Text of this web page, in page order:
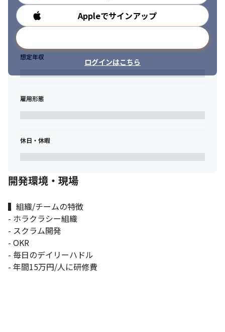
自分で決められてしまうということは怖いことでもあります。自
分が考えた設計や自分が書いたコードに責任が生じるからです。
上司がいないので上司せいにすることができませんが、仲間がい
るのでチームで助け合っています。自分のアウトプットを高める
ために、同じチームの人への相談が多く行われてますし、コード
レビューが盛んです。
自分で考えた後、人に相談できる人、相談しやすいように何をこ
人からの相談に快く乗れる人、デザインやコードの意図を読み取
ることができる/読み取ろうとする人が相性が良いです。
Appleでサインアップ
ログインはこちら
勤務時間
想定年収
雇用形態
休日・休暇
開発環境・現場
▍組織/チームの特徴
- ホラクラシー組織
- スクラム開発
- OKR
- 毎日のデイリーハドル
- 年間15万円/人に研修費